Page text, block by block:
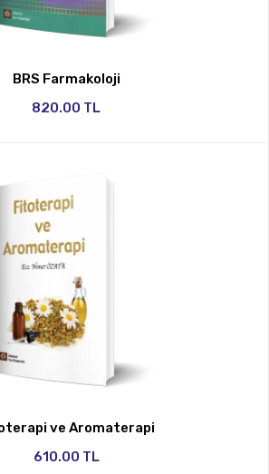
BRS Farmakoloji
820.00 TL
ve Aromaterapi
610.00 TL